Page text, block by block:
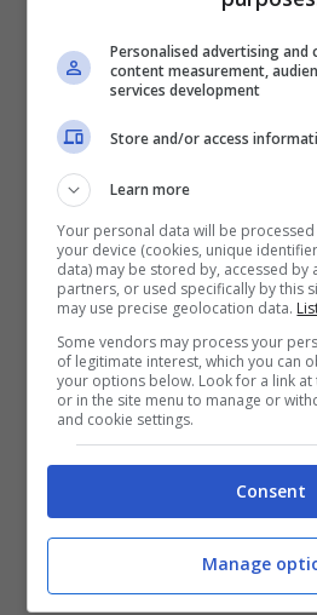
Confezione a
Borsa in stile
Cornici e stampe
Carte dei tarocchi
Indossa la maschera di
Ladri Fantasma per
società moderna e
sensazionali, infiltrandoti
per spingerle a cambiare!
introduce un nuovo
Shujin Academy, una
esplorare, nuovi
narrativo inedito e molto
Personalised advertising
content measurement,
services development
Store and/or access
Learn more
Your personal data will be
your device (cookies, unique
data) may be stored by, accessed by
partners, or used specifically by this
may use precise geolocation data.
Some vendors may process your
of legitimate interest, which you can
your options below. Look for a link
or in the site menu to manage or
and cookie settings.
Consent
Manage